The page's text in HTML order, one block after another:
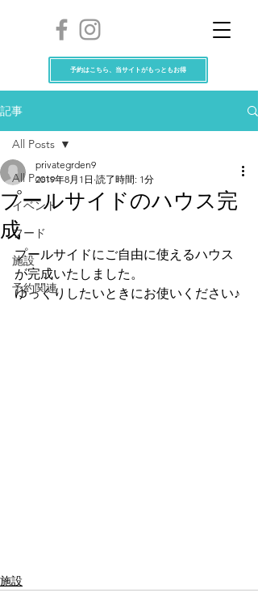
予約はこちら、当サイトがもっともお得
記事
All Posts
イベント
フード
施設
予約関連
All Posts
プールサイドのハウス完
成
privategrden9
2019年8月1日 読了時間: 1分
プールサイドにご自由に使えるハウス
が完成いたしました。
ゆっくりしたいときにお使いください♪
施設